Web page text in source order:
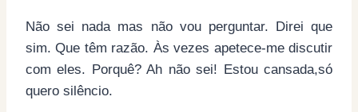
Não sei nada mas não vou perguntar. Direi que
sim. Que têm razão. Às vezes apetece-me discutir
com eles. Porquê? Ah não sei! Estou cansada,só
quero silêncio.